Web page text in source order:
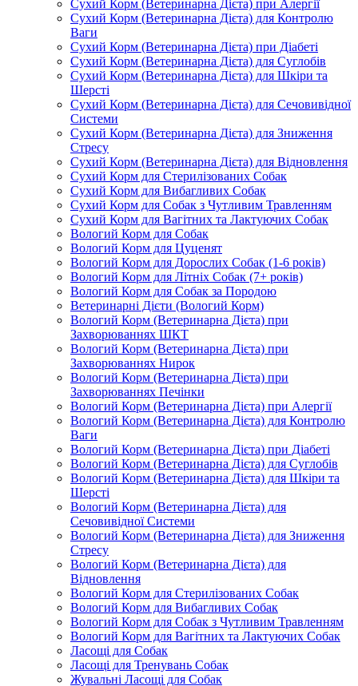
Сухий Корм (Ветеринарна Дієта) при Алергії
Сухий Корм (Ветеринарна Дієта) для Контролю
Ваги
Сухий Корм (Ветеринарна Дієта) при Діабеті
Сухий Корм (Ветеринарна Дієта) для Суглобів
Сухий Корм (Ветеринарна Дієта) для Шкіри та
Шерсті
Сухий Корм (Ветеринарна Дієта) для Сечовивідної
Системи
Сухий Корм (Ветеринарна Дієта) для Зниження
Стресу
Сухий Корм (Ветеринарна Дієта) для Відновлення
Сухий Корм для Стерилізованих Собак
Сухий Корм для Вибагливих Собак
Сухий Корм для Собак з Чутливим Травленням
Сухий Корм для Вагітних та Лактуючих Собак
Вологий Корм для Собак
Вологий Корм для Цуценят
Вологий Корм для Дорослих Собак (1-6 років)
Вологий Корм для Літніх Собак (7+ років)
Вологий Корм для Собак за Породою
Ветеринарні Дієти (Вологий Корм)
Вологий Корм (Ветеринарна Дієта) при
Захворюваннях ШКТ
Вологий Корм (Ветеринарна Дієта) при
Захворюваннях Нирок
Вологий Корм (Ветеринарна Дієта) при
Захворюваннях Печінки
Вологий Корм (Ветеринарна Дієта) при Алергії
Вологий Корм (Ветеринарна Дієта) для Контролю
Ваги
Вологий Корм (Ветеринарна Дієта) при Діабеті
Вологий Корм (Ветеринарна Дієта) для Суглобів
Вологий Корм (Ветеринарна Дієта) для Шкіри та
Шерсті
Вологий Корм (Ветеринарна Дієта) для
Сечовивідної Системи
Вологий Корм (Ветеринарна Дієта) для Зниження
Стресу
Вологий Корм (Ветеринарна Дієта) для
Відновлення
Вологий Корм для Стерилізованих Собак
Вологий Корм для Вибагливих Собак
Вологий Корм для Собак з Чутливим Травленням
Вологий Корм для Вагітних та Лактуючих Собак
Ласощі для Собак
Ласощі для Тренувань Собак
Жувальні Ласощі для Собак